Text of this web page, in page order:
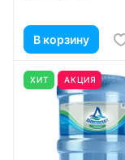
В корзину
ХИТ АКЦИЯ